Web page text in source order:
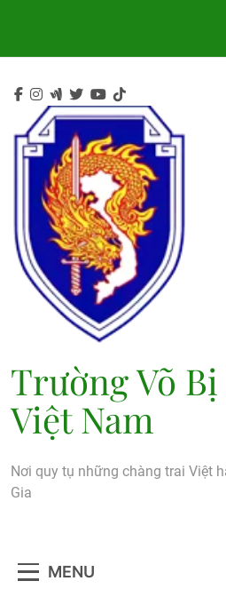
Trường Võ
Việt Nam
Nơi quy tụ những chàng trai Việt
Gia
MENU